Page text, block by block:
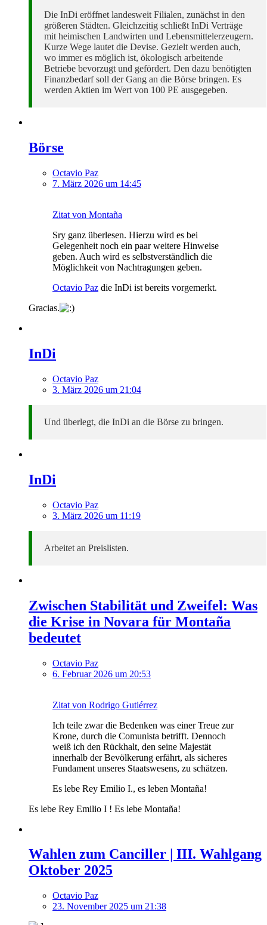
Die InDi eröffnet landesweit Filialen, zunächst in den
größeren Städten. Gleichzeitig schließt InDi Verträge
mit heimischen Landwirten und Lebensmittelerzeugern.
Kurze Wege lautet die Devise. Gezielt werden auch,
wo immer es möglich ist, ökologisch arbeitende
Betriebe bevorzugt und gefördert. Den dazu benötigten
Finanzbedarf soll der Gang an die Börse bringen. Es
werden Aktien im Wert von 100 PE ausgegeben.
Börse
Octavio Paz
7. März 2026 um 14:45
Zitat von Montaña
Sry ganz überlesen. Hierzu wird es bei
Gelegenheit noch ein paar weitere Hinweise
geben. Auch wird es selbstverständlich die
Möglichkeit von Nachtragungen geben.
Octavio Paz die InDi ist bereits vorgemerkt.
Gracias.
InDi
Octavio Paz
3. März 2026 um 21:04
Und überlegt, die InDi an die Börse zu bringen.
InDi
Octavio Paz
3. März 2026 um 11:19
Arbeitet an Preislisten.
Zwischen Stabilität und Zweifel: Was
die Krise in Novara für Montaña
bedeutet
Octavio Paz
6. Februar 2026 um 20:53
Zitat von Rodrigo Gutiérrez
Ich teile zwar die Bedenken was einer Treue zur
Krone, durch die Comunista betrifft. Dennoch
weiß ich den Rückhalt, den seine Majestät
innerhalb der Bevölkerung erfährt, als sicheres
Fundament unseres Staatswesens, zu schätzen.
Es lebe Rey Emilio I., es leben Montaña!
Es lebe Rey Emilio I ! Es lebe Montaña!
Wahlen zum Canciller | III. Wahlgang
Oktober 2025
Octavio Paz
23. November 2025 um 21:38